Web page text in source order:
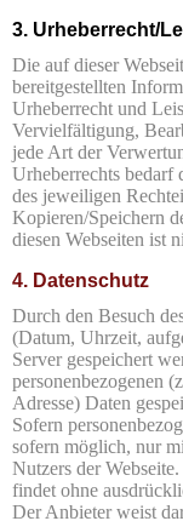
3. Urheberrecht/
Die auf dieser
bereitgestellten
Urheberrecht und
Vervielfältigung,
jede Art der
Urheberrechts bedarf
des jeweiligen
Kopieren/Speichern
diesen Webseiten ist
4. Datenschutz
Durch den Besuch
(Datum, Uhrzeit,
Server gespeichert
personenbezogenen
Adresse) Daten
Sofern
sofern möglich, nur
Nutzers der
findet ohne
Der Anbieter weist